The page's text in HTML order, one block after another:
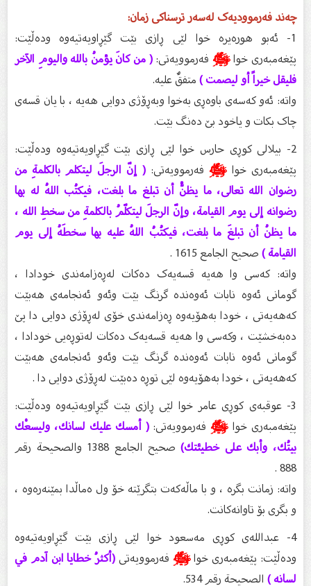
چەند فەرموودیەک لەسەر ترسناکی زمان:
1- ئەبو هورەیرە خوا لێی ڕازی بێت گێڕاویەتیەوە ودەڵێت:
پێغەمبەری خواﷺفەرموویەتی:( من كانَ يؤمنُ بالله واليومِ الآخر
فليقل خيراً أو ليصمت )متفقٌ عليه.
واتە: ئەو کەسەی باوەڕی بەخوا وبەڕۆژی دوایی هەیە ، با یان قسەی
چاک بکات و یاخود بێ دەنگ بێت.
2- بیلالی کوڕی حارس خوا لێی ڕازی بێت گێڕاویەتیەوە ودەڵێت:
پێغەمبەری خواﷺفەرموویەتی:( إنّ الرجلَ ليتكلم بالكلمةِ من
رضوان الله تعالى، ما يظنُّ أن تبلغ ما بلغت، فيكتُب اللهُ له بها
رضوانه إلى يوم القيامة، وإنّ الرجلَ ليتكلّمُ بالكلمةِ من سخطِ الله ،
ما يظنُ أن تبلغَ ما بلغت، فيكتُبُ اللهُ عليه بها سخطَهُ إلى يوم
القيامة )صحيح الجامع 1615 .
واتە: کەسی وا هەیە قسەیەک دەکات لەڕەزامەندی خودادا ،
گومانی ئەوە نابات ئەوەندە گرنگ بێت وئەو ئەنجامەی هەبێت
کەهەیەتی ، خودا بەهۆیەوە ڕەزامەندی خۆی لەڕۆژی دوایی دا پێ
دەبەخشێت ، وکەسی وا هەیە قسەیەک دەکات لەتوڕەیی خودادا ،
گومانی ئەوە نابات ئەوەندە گرنگ بێت وئەو ئەنجامەی هەبێت
کەهەیەتی ، خودا بەهۆیەوە لێی توڕە دەبێت لەڕۆژی دوایی دا .
3- عوقبەی کوڕی عامر خوا لێی ڕازی بێت گێڕاویەتیەوە ودەڵێت:
پێغەمبەری خواﷺفەرموویەتی:( أمسك عليك لسانك، وليسعْك
بيتُك، وأبك على خطيئتك)
صحيح الجامع 1388 والصحيحة رقم
888 .
واتە: زمانت بگرە ، و با ماڵەکەت بتگرێتە خۆ ول ەماڵدا بمێنەرەوە ،
و بگری بۆ تاوانەکانت.
4- عبداللەی کوڕی مەسعود خوا لێی ڕازی بێت گێڕاویەتیەوە
ودەڵێت: پێغەمبەری خواﷺفەرموویەتی(أكثرُ خطايا ابن آدم في
لسانه )الصحيحة رقم 534.